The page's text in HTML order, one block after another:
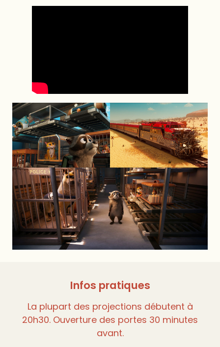
Infos pratiques
La plupart des projections débutent à
20h30. Ouverture des portes 30 minutes
avant.